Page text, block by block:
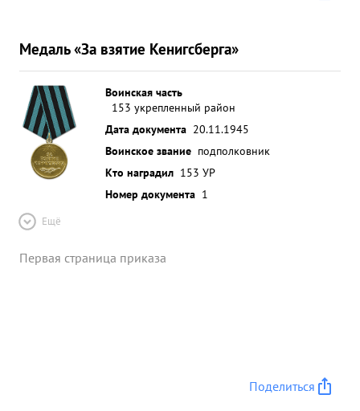
Медаль «За взятие Кенигсберга»
Воинская часть
153 укрепленный район
Дата документа 20.11.1945
Воинское звание подполковник
Кто наградил 153 УР
Номер документа 1
Ещё
Первая страница приказа
Поделиться